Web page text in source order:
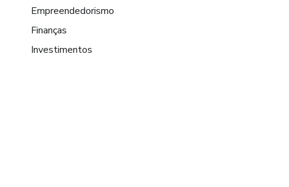
Empreendedorismo
Finanças
Investimentos